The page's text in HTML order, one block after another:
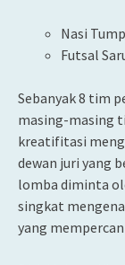
Nasi
Futsal
Sebanyak 8 tim
masing-masing
kreatifitasi
dewan juri yang
lomba diminta
singkat
yang